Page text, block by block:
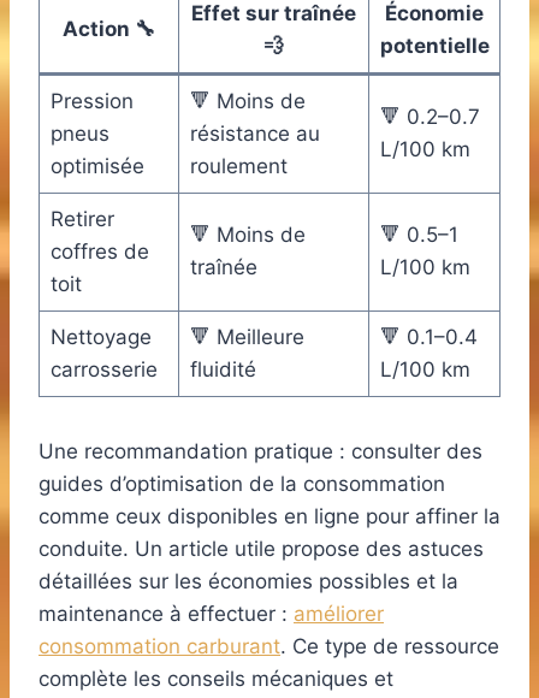
Action 🔧
Effet sur traînée
💨
Économie
potentielle
Pression
pneus
optimisée
🔻 Moins de
résistance au
roulement
🔻 0.2–0.7
L/100 km
Retirer
coffres de
toit
🔻 Moins de
traînée
🔻 0.5–1
L/100 km
Nettoyage
carrosserie
🔻 Meilleure
fluidité
🔻 0.1–0.4
L/100 km
Une recommandation pratique : consulter des
guides d’optimisation de la consommation
comme ceux disponibles en ligne pour affiner la
conduite. Un article utile propose des astuces
détaillées sur les économies possibles et la
maintenance à effectuer : améliorer
consommation carburant. Ce type de ressource
complète les conseils mécaniques et